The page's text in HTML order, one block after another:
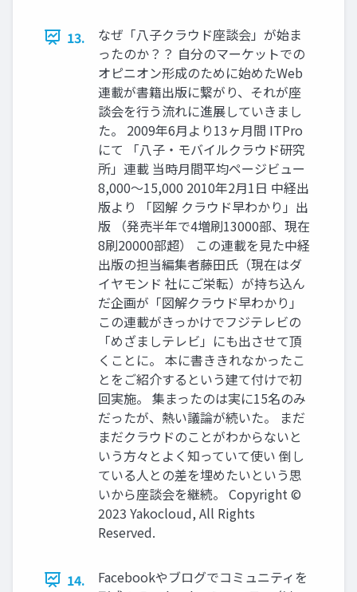
13.
なぜ「八子クラウド座談会」が始ま
ったのか？？ 自分のマーケットでの
オピニオン形成のために始めたWeb
連載が書籍出版に繋がり、それが座
談会を行う流れに進展していきまし
た。 2009年6月より13ヶ月間 ITPro
にて 「八子・モバイルクラウド研究
所」連載 当時月間平均ページビュー
8,000～15,000 2010年2月1日 中経出
版より 「図解 クラウド早わかり」出
版 （発売半年で4増刷13000部、現在
8刷20000部超） この連載を見た中経
出版の担当編集者藤田氏（現在はダ
イヤモンド 社にご栄転）が持ち込ん
だ企画が「図解クラウド早わかり」
この連載がきっかけでフジテレビの
「めざましテレビ」にも出させて頂
くことに。 本に書ききれなかったこ
とをご紹介するという建て付けで初
回実施。 集まったのは実に15名のみ
だったが、熱い議論が続いた。 まだ
まだクラウドのことがわからないと
いう方々とよく知っていて使い 倒し
ている人との差を埋めたいという思
いから座談会を継続。 Copyright ©
2023 Yakocloud, All Rights
Reserved.
14.
Facebookやブログでコミュニティを